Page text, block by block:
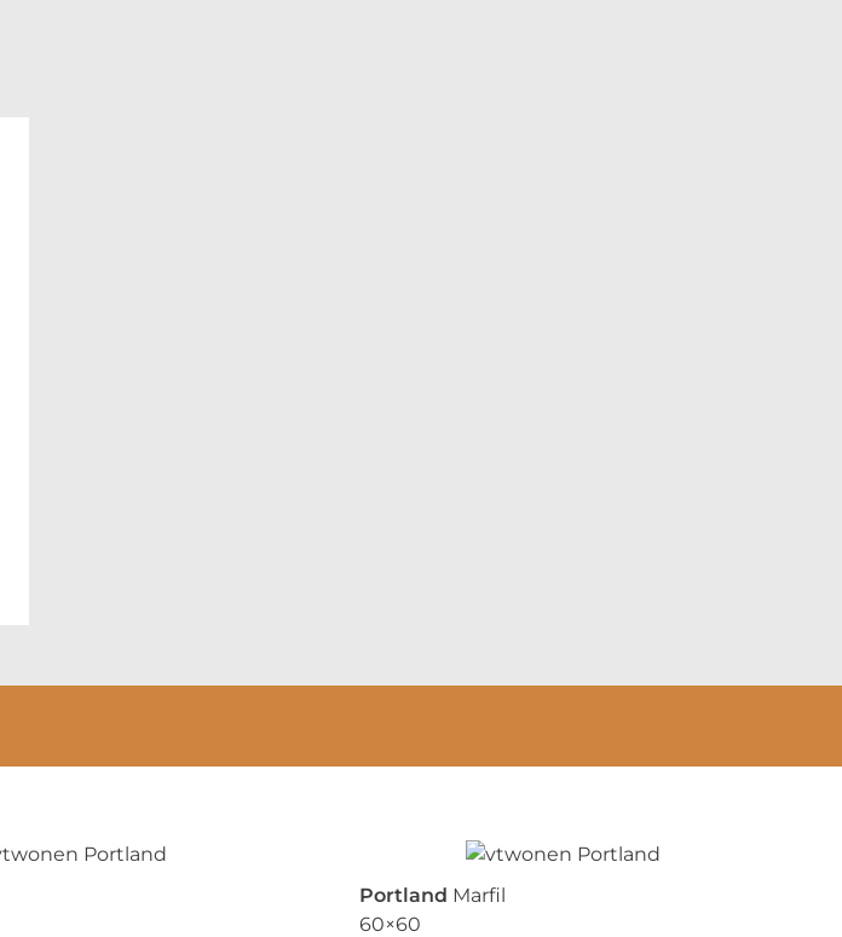
Portland Marfil
60×60